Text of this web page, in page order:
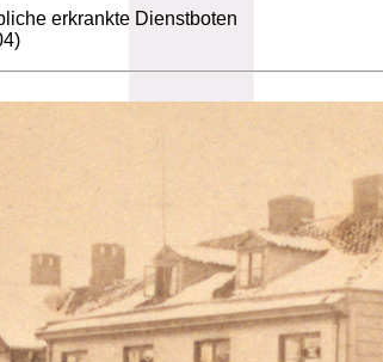
erkrankte Dienstboten